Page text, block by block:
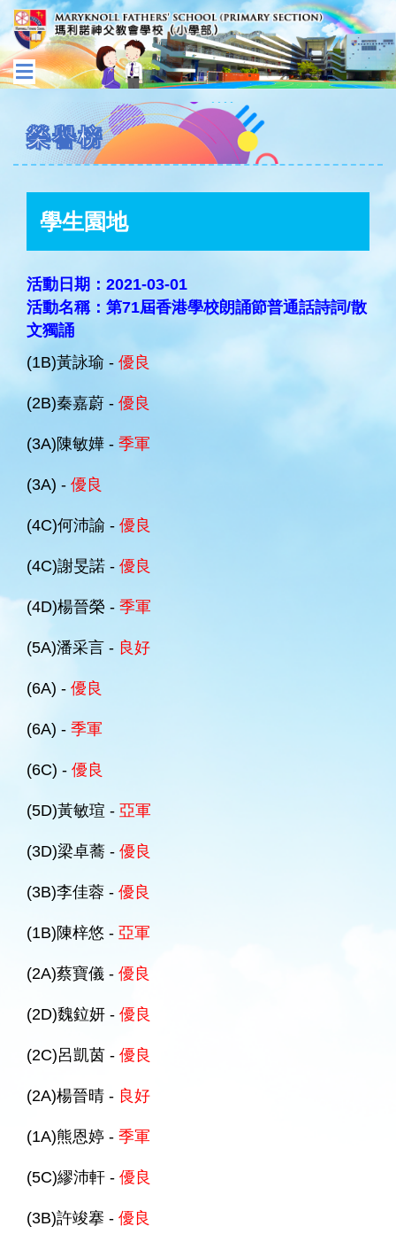
榮譽榜
學生園地
活動日期：2021-03-01
活動名稱：第71屆香港學校朗誦節普通話詩詞/散
文獨誦
(1B)黃詠瑜 - 優良
(2B)秦嘉蔚 - 優良
(3A)陳敏嬅 - 季軍
(3A) - 優良
(4C)何沛諭 - 優良
(4C)謝旻諾 - 優良
(4D)楊晉榮 - 季軍
(5A)潘采言 - 良好
(6A) - 優良
(6A) - 季軍
(6C) - 優良
(5D)黃敏瑄 - 亞軍
(3D)梁卓蕎 - 優良
(3B)李佳蓉 - 優良
(1B)陳梓悠 - 亞軍
(2A)蔡寶儀 - 優良
(2D)魏鉝妍 - 優良
(2C)呂凱茵 - 優良
(2A)楊晉晴 - 良好
(1A)熊恩婷 - 季軍
(5C)繆沛軒 - 優良
(3B)許竣搴 - 優良